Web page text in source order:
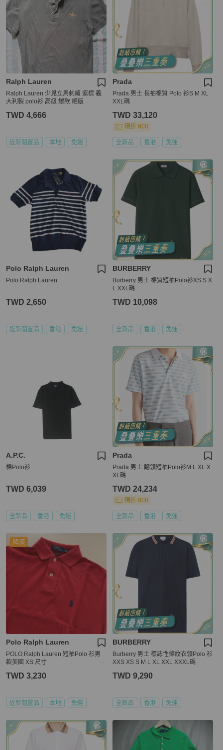
Ralph Lauren
Ralph Lauren 少見立馬刺繡 紫標 義
大利製 polo衫 高級 爆款 絕版
TWD 4,666
近新閒置品 本地 免運
Prada
Prada 男士 長袖棉質 Polo 衫S M XL
XXL碼
TWD 33,120
現折 800
全新品 香港 免運
Polo Ralph Lauren
Polo Ralph Lauren
TWD 2,650
近新閒置品 香港 免運
BURBERRY
Burberry 男士 棉質短袖Polo衫XS S X
L XXL碼
TWD 10,098
全新品 香港 免運
A.P.C.
棉Polo衫
TWD 6,039
全新品 香港 免運
Prada
Prada 男士 翻領短袖Polo衫M L XL X
XL碼
TWD 24,234
現折 800
全新品 香港 免運
降價
Polo Ralph Lauren
POLO Ralph Lauren 短袖Polo 衫男
款美國 XS 尺寸
TWD 3,230
近新閒置品 本地 免運
BURBERRY
Burberry 男士 標誌性條紋衣領Polo 衫
XXS XS S M L XL XXL XXXL碼
TWD 9,290
全新品 香港 免運